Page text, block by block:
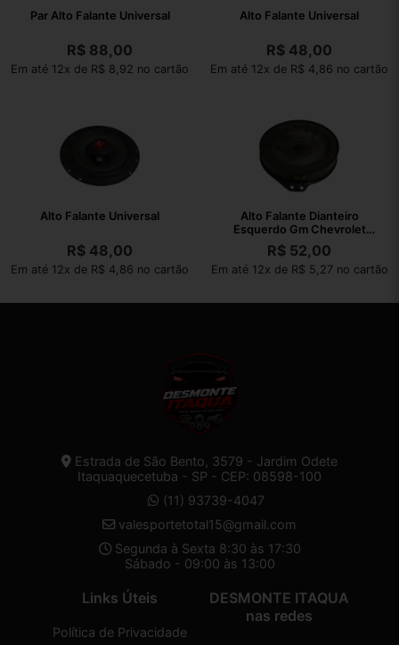
Par Alto Falante Universal
R$ 88,00
Em até 12x de R$ 8,92 no cartão
Alto Falante Universal
R$ 48,00
Em até 12x de R$ 4,86 no cartão
Alto Falante Universal
R$ 48,00
Em até 12x de R$ 4,86 no cartão
Alto Falante Dianteiro
Esquerdo Gm Chevrolet
Zafira 2010
R$ 52,00
Em até 12x de R$ 5,27 no cartão
Estrada de São Bento, 3579 - Jardim Odete
Itaquaquecetuba - SP - CEP: 08598-100
(11) 93739-4047
valesportetotal15@gmail.com
Segunda à Sexta 8:30 às 17:30
Sábado - 09:00 às 13:00
Links Úteis
Política de Privacidade
DESMONTE ITAQUA
nas redes